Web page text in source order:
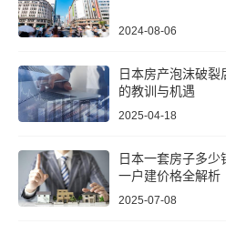
2024-08-06
日本房产泡沫破
的教训与机遇
2025-04-18
日本一套房子多
一户建价格全解析
2025-07-08